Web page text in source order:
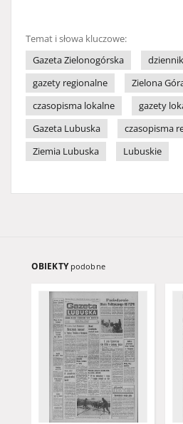
Temat i słowa kluczowe:
Gazeta Zielonogórska
gazety regionalne
Zielona
czasopisma lokalne
gazety
Gazeta Lubuska
czasopisma
Ziemia Lubuska
Lubuskie
OBIEKTY podobne